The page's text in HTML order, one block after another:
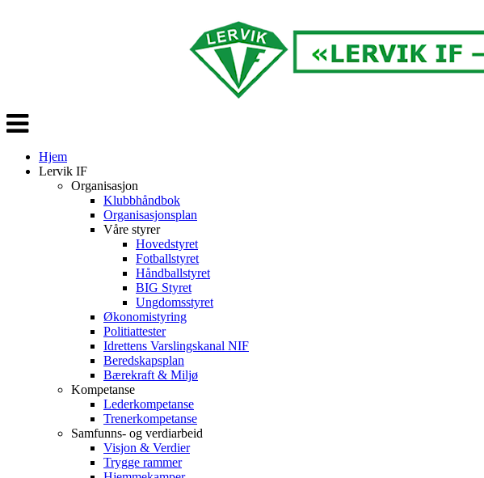
Veksle
navigasjon
Hjem
Lervik IF
Organisasjon
Klubbhåndbok
Organisasjonsplan
Våre styrer
Hovedstyret
Fotballstyret
Håndballstyret
BIG Styret
Ungdomsstyret
Økonomistyring
Politiattester
Idrettens Varslingskanal NIF
Beredskapsplan
Bærekraft & Miljø
Kompetanse
Lederkompetanse
Trenerkompetanse
Samfunns- og verdiarbeid
Visjon & Verdier
Trygge rammer